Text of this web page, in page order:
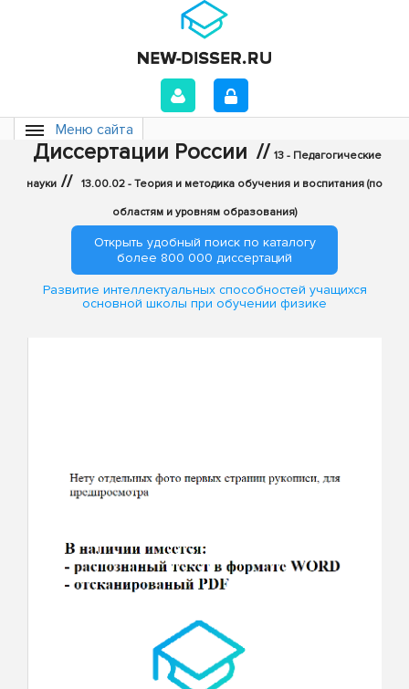
Меню сайта
Диссертации России // 13 - Педагогические
науки // 13.00.02 - Теория и методика обучения и воспитания (по
областям и уровням образования)
Открыть удобный поиск по каталогу
более 800 000 диссертаций
Развитие интеллектуальных способностей учащихся
основной школы при обучении физике